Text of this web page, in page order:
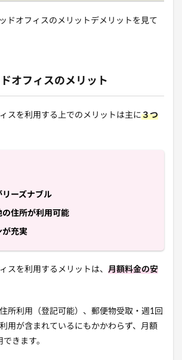
ドオフィスのメリットデメリットを見て
オフィスのメリット
スを利用する上でのメリットは主に３つ
リーズナブル
の住所が利用可能
が充実
スを利用するメリットは、 月額料金の安
所利用（登記可能）、郵便物受取・週1回
用が含まれているにもかかわらず、月額
きます。